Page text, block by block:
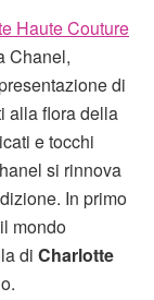
Haute Couture
Chanel,
di
alla flora della
e tocchi
si rinnova
In primo
mondo
di Charlotte